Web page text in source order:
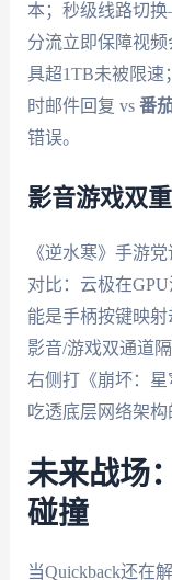
本；秒级线路切
分流立即保障视
具超1TB未被限
时邮件回复 vs 番
错误。
影音游戏双
《逆水寒》手游
对比：云极在
能是手柄按键映
影音/游戏双通道
右侧打《崩坏：星
吃透底层网络架构
未来战场
碰撞
当Quickback还在